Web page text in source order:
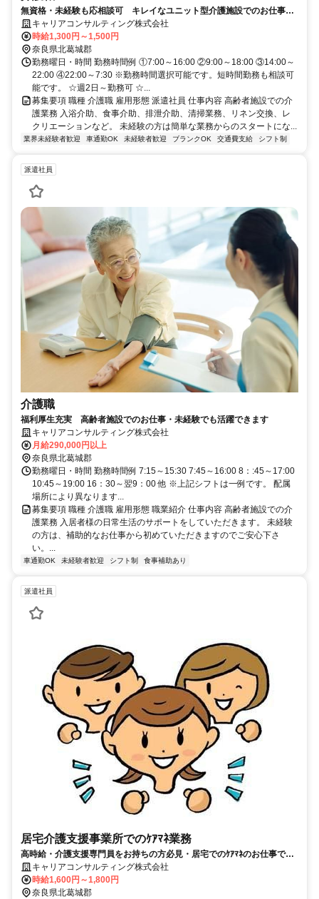
無資格・未経験も応相談可 キレイなユニット型介護施設でのお仕事で
す 働きやすさ抜群
キャリアコンサルティング株式会社
時給1,300円～1,500円
奈良県北葛城郡
勤務曜日・時間 勤務時間例 ①7:00～16:00 ②9:00～18:00 ③14:00～
22:00 ④22:00～7:30 ※勤務時間選択可能です。短時間勤務も相談可
能です。 ☆週2日～勤務可 ☆...
募集要項 職種 介護職 雇用形態 派遣社員 仕事内容 高齢者施設での介
護業務 入浴介助、食事介助、排泄介助、清掃業務、リネン交換、レ
クリエーションなど。 未経験の方は簡単な業務からのスタートにな...
業界未経験者歓迎 車通勤OK 未経験者歓迎 ブランクOK 交通費支給 シフト制
派遣社員
介護職
福利厚生充実 高齢者施設でのお仕事・未経験でも活躍できます
キャリアコンサルティング株式会社
月給290,000円以上
奈良県北葛城郡
勤務曜日・時間 勤務時間例 7:15～15:30 7:45～16:00 8：:45～17:00
10:45～19:00 16：30～翌9：00 他 ※上記シフトは一例です。 配属
場所により異なります...
募集要項 職種 介護職 雇用形態 職業紹介 仕事内容 高齢者施設での介
護業務 入居者様の日常生活のサポートをしていただきます。 未経験
の方は、補助的なお仕事から初めていただきますのでご安心下さ
い。...
車通勤OK 未経験者歓迎 シフト制 食事補助あり
派遣社員
居宅介護支援事業所でのｹｱﾏﾈ業務
高時給・介護支援専門員をお持ちの方必見・居宅でのｹｱﾏﾈのお仕事で
す・お問合せのみ大歓迎です
キャリアコンサルティング株式会社
時給1,600円～1,800円
奈良県北葛城郡